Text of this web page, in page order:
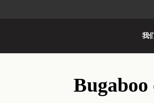
我
Bugaboo